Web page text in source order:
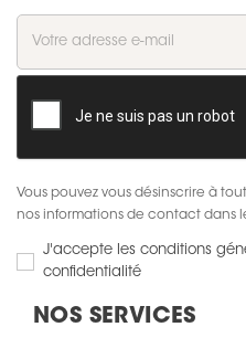
Vous pouvez vous désinscrire à
nos informations de contact dans
J'accepte les conditions
confidentialité
NOS SERVICES